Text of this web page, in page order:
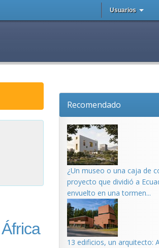
Usuarios
Recomendado
¿Un museo o una caja de
proyecto que dividió a
envuelto en una tormen...
13 edificios, un arquitecto: